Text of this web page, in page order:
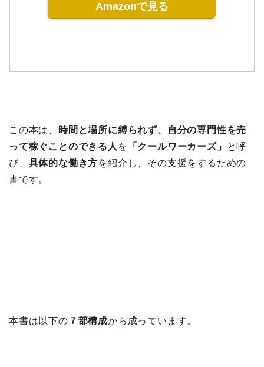
Amazonで見る
この本は、
時間と場所に縛られず、自分の専門性を売
って稼ぐことのできる人 を 「クールワーカーズ」
と呼
び、 具体的な働き方を紹介し、その支援をするための
書です。
本書は以下の ７部構成から成っています。